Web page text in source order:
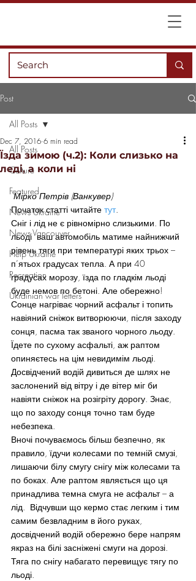
Post
All Posts
Culture
Featured
News Ukraine
News Vancouver
Help Ukraine
Recreation
Ukrainian war letters
All Posts
Їзда зимою (ч.2): Коли слизько на
леді, а коли ні
Dec 7, 2016 6 min read
Мірко Петрів (Ванкувер)
Початок статті читайте тут.
Сніг і лід не є рівномірно слизькими. По
льоді  ваш автомобіль матиме найнижчий
рівень тяги при температурі яких трьох –
п’ятьох градусах тепла. А при 40
градусах морозу, їзда по гладкім льоді
буде немов по бетоні. Але обережно!
Сонце нагріває чорний асфальт і топить
навіяний сніжок витворюючи, після заходу
сонця, пасма так званого чорного льоду.
Їдете по сухому асфальті, аж раптом
опиняєтесь на цім невидимім льоді.
Досвідчений водій дивиться де шлях не
заслонений від вітру і де вітер міг би
навіяти сніжок на розігріту дорогу. Знає,
що по заходу сонця точно там буде
небезпека.
Вночі почуваємось більш безпечно, як
правило, їдучи колесами по темній смузі,
лишаючи білу смугу снігу між колесами та
по боках. Але раптом являється що ця
принадлива темна смуга не асфальт – а
лід.  Відчувши що кермо стає легким і тим
самим безвладним в його руках,
досвідчений водій обережно бере напрям
якраз на білі засніжені смуги на дорозі.
Тяга по снігу набагато перевищує тягу по
льоді.